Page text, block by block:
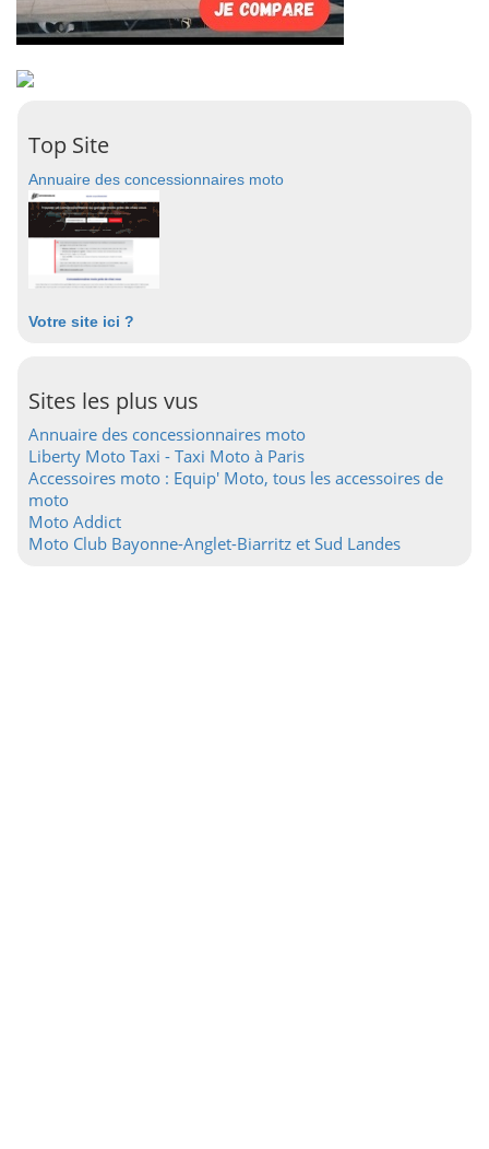
Top Site
Annuaire des concessionnaires moto
Votre site ici ?
Sites les plus vus
Annuaire des concessionnaires moto
Liberty Moto Taxi - Taxi Moto à Paris
Accessoires moto : Equip' Moto, tous les accessoires de
moto
Moto Addict
Moto Club Bayonne-Anglet-Biarritz et Sud Landes